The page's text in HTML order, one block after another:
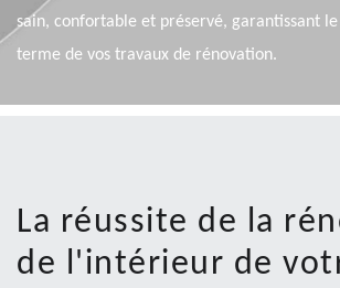
sain, confortable et préservé, garantissant le
terme de vos travaux de rénovation.
La réussite de la
de l'intérieur de